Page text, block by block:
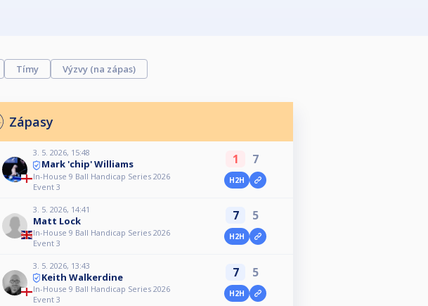
Tímy Výzvy (na zápas)
Zápasy
3. 5. 2026, 15:48
Mark 'chip' Williams
In-House 9 Ball Handicap Series 2026
Event 3
1 7
H2H
3. 5. 2026, 14:41
Matt Lock
In-House 9 Ball Handicap Series 2026
Event 3
7 5
H2H
3. 5. 2026, 13:43
Keith Walkerdine
In-House 9 Ball Handicap Series 2026
Event 3
7 5
H2H